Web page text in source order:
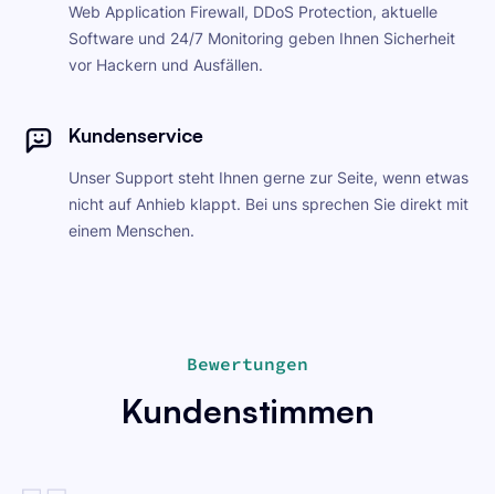
Web Application Firewall, DDoS Protection, aktuelle
Software und 24/7 Monitoring geben Ihnen Sicherheit
vor Hackern und Ausfällen.
Kundenservice
Unser Support steht Ihnen gerne zur Seite, wenn etwas
nicht auf Anhieb klappt. Bei uns sprechen Sie direkt mit
einem Menschen.
Bewertungen
Kundenstimmen